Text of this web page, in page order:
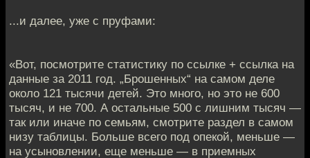
...и далее, уже с пруфами:
«Вот, посмотрите статистику по ссылке + ссылка на
данные за 2011 год. „Брошенных“ на самом деле
около 121 тысячи детей. Это много, но это не 600
тысяч, и не 700. А остальные 500 с лишним тысяч —
так или иначе по семьям, смотрите раздел в самом
низу таблицы. Больше всего под опекой, меньше —
на усыновлении, еще меньше — в приемных